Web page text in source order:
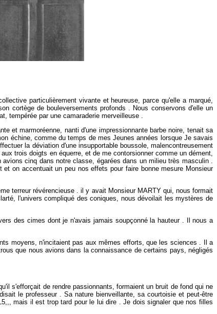
particulièrement vivante et heureuse, parce qu'elle a marqué,
cortège de bouleversements profonds . Nous conservons d'elle un
tempérée par une camaraderie merveilleuse .
et marmoréenne, nanti d'une impressionnante barbe noire, tenait sa
échine, comme du temps de mes Jeunes années lorsque Je savais
la déviation d'une insupportable boussole, malencontreusement
trois doigts en équerre, et de me contorsionner comme un dément,
cinq dans notre classe, égarées dans un milieu très masculin .
on accentuait un peu nos effets pour faire bonne mesure Monsieur
terreur révérencieuse . il y avait Monsieur MARTY qui, nous formait
l'univers compliqué des coniques, nous dévoilait les mystères de
des cimes dont je n'avais jamais soupçonné la hauteur . Il nous a
moyens, n'incitaient pas aux mêmes efforts, que les sciences . Il a
que nous avions dans la connaissance de certains pays, négligés
s'efforçait de rendre passionnants, formaient un bruit de fond qui ne
le professeur . Sa nature bienveillante, sa courtoisie et peut-être
mais il est trop tard pour le lui dire . Je dois signaler que nos filles